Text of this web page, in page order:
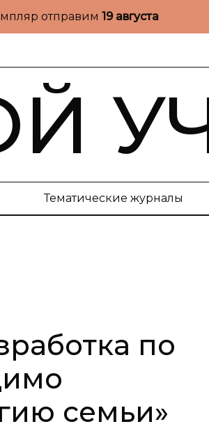
отправим 19 августа
Тематические журналы
по
семьи»